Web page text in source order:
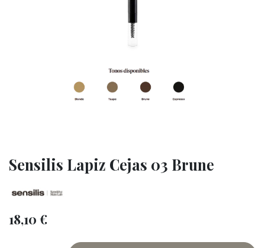
Sensilis Lapiz Cejas 03 Brune
18,10 €